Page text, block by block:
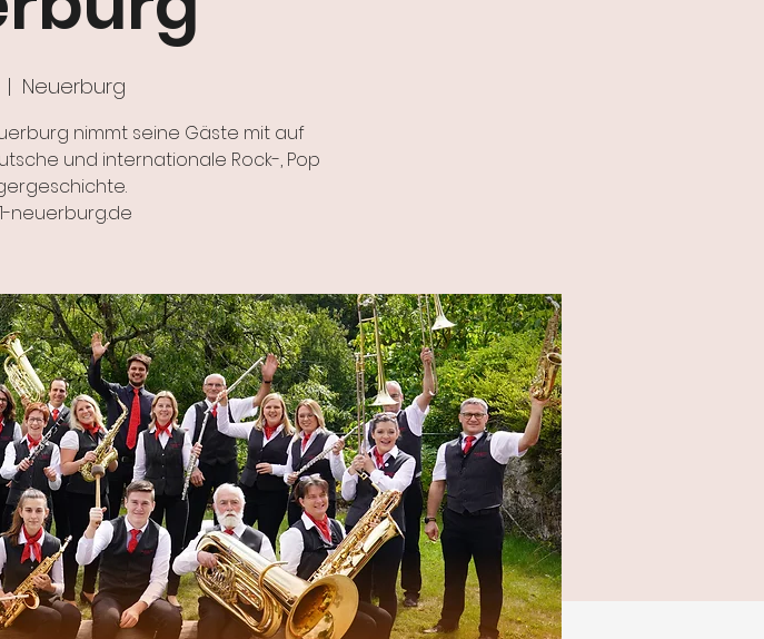
|
Neuerburg
nimmt seine Gäste mit auf
und internationale Rock-, Pop
neuerburg.de